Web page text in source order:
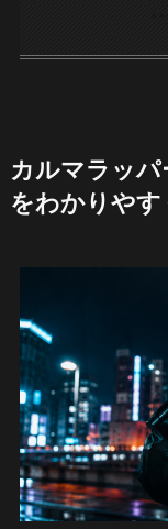
カルマラッパ
をわかりやす